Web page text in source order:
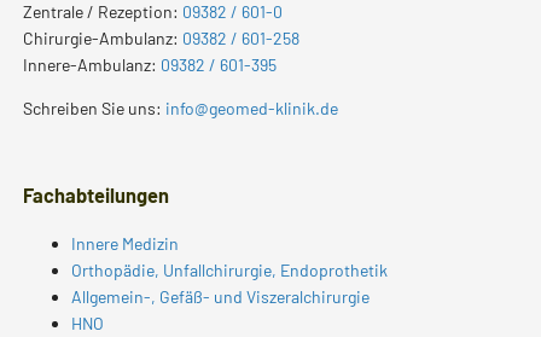
Zentrale / Rezeption: 09382 / 601-0
Chirurgie-Ambulanz: 09382 / 601-258
Innere-Ambulanz: 09382 / 601-395
Schreiben Sie uns: info@geomed-klinik.de
Fachabteilungen
Innere Medizin
Orthopädie, Unfallchirurgie, Endoprothetik
Allgemein-, Gefäß- und Viszeralchirurgie
HNO